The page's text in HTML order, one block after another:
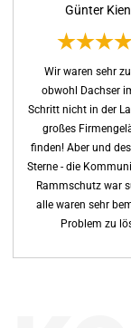
Günter
Wir waren sehr
obwohl Dachser
Schritt nicht in der
großes
finden! Aber und
Sterne - die
Rammschutz war
alle waren sehr
Problem zu